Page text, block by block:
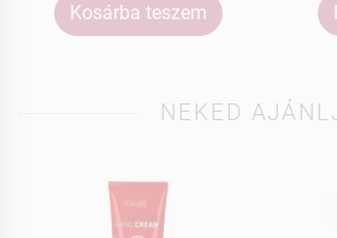
Kosárba teszem
NEKED